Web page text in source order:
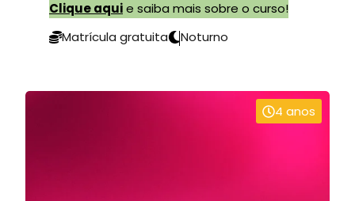
Clique aquie saiba mais sobre o curso!
Matrícula gratuita
Noturno
4 anos